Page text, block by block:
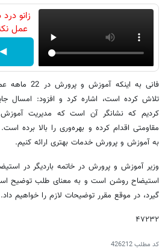
زانو
عمل
فانی به اینکه
تلاش کرده است، اشاره کرد و افزود: امسال
کردیم که نشانگر آن است که مدیریت
مقاومتی اقدام کرده و بهره‌وری را بالا برده
به آموزش و پرورش خدمات بهتری ارائه کنیم.
وزیر آموزش و پرورش در خاتمه باردیگر در
استیضاح روشن است و به معنای طلب توضیح است
گیرد، در موقع مقرر توضیحات لازم را خواهیم داد.
۴۷۲۳۲
کد مطلب426212